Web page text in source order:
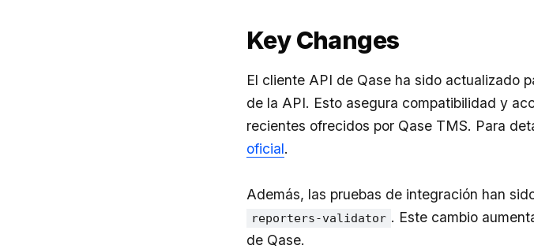
Key Changes
El cliente API de Qase ha sido actualizado
de la API. Esto asegura compatibilidad y
recientes ofrecidos por Qase TMS. Para
oficial.
Además, las pruebas de integración han
reporters-validator . Este cambio
de Qase.